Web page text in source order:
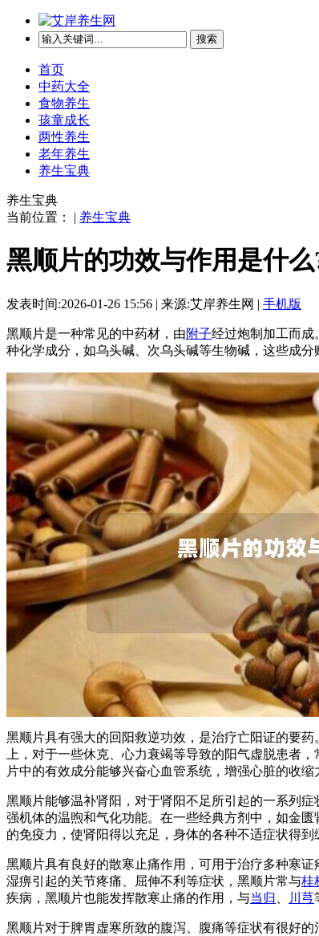
搜索
首页
中药大全
食物养生
孩童成长
两性养生
老年养生
养生宝典
养生宝典
当前位置： | 养生宝典
黑顺片的功效与作用是什么
发表时间:2026-01-26 15:56 | 来源:艾岸养生网 | 手机版
黑顺片是一种常见的中药材，由附子经过炮制加工而成
种化学成分，如乌头碱、次乌头碱等生物碱，这些成分
黑顺片具有强大的回阳救逆功效，是治疗亡阳证的要
上，对于一些休克、心力衰竭等导致的阳气虚脱患者
片中的有效成分能够兴奋心血管系统，增强心脏的收
黑顺片能够温补肾阳，对于肾阳不足所引起的一系列
强机体的温煦和气化功能。在一些经典方剂中，如金
的免疫力，使肾阳得以充足，身体的各种不适症状得到
黑顺片具有良好的散寒止痛作用，可用于治疗多种寒
湿痹引起的关节疼痛、屈伸不利等症状，黑顺片常与桂
疾病，黑顺片也能发挥散寒止痛的作用，与当归 川芎
黑顺片对于脾胃虚寒所致的腹泻、腹痛等症状有很好